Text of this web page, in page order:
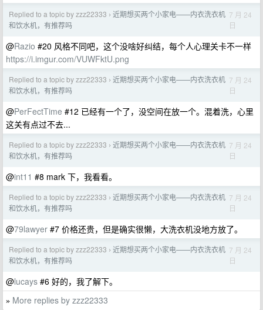
Replied to a topic by zzz22333 › 近期想买两个小家电——内衣洗衣机
和饮水机，有推荐吗
7 月 24
日
@Razio #20 风格不同吧，这个没啥好纠结，每个人心理关卡不一样
https://i.imgur.com/VUWFktU.png
Replied to a topic by zzz22333 › 近期想买两个小家电——内衣洗衣机
和饮水机，有推荐吗
7 月 24
日
@PerFectTime #12 已经有一个了，没空间在放一个。混着洗，心里
这关有点过不去...
Replied to a topic by zzz22333 › 近期想买两个小家电——内衣洗衣机
和饮水机，有推荐吗
7 月 24
日
@int11 #8 mark 下，我看看。
Replied to a topic by zzz22333 › 近期想买两个小家电——内衣洗衣机
和饮水机，有推荐吗
7 月 24
日
@79lawyer #7 价格还贵，但是确实很懒，大洗衣机没地方放了。
Replied to a topic by zzz22333 › 近期想买两个小家电——内衣洗衣机
和饮水机，有推荐吗
7 月 24
日
@lucays #6 好的，我了解下。
» More replies by zzz22333